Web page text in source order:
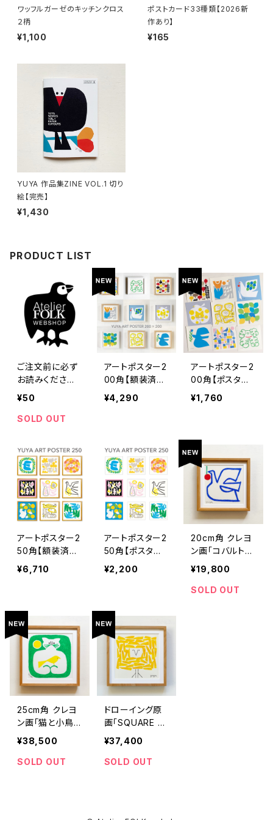
ワッフルガーゼのキッチンクロス
２柄
¥1,100
ポストカード33種類【2026新
作あり】
¥165
YUYA 作品集ZINE VOL.1 切り
絵【完売】
¥1,430
PRODUCT LIST
ご注文前に必ず
お読みください
（50円不要）
¥50
SOLD OUT
アートポスター2
00角【額装済
み】
¥4,290
アートポスター2
00角【ポスター
のみ】
¥1,760
アートポスター2
50角【額装済
み】
¥6,710
アートポスター2
50角【ポスター
のみ】
¥2,200
20cm角 クレヨ
ン画「コバルトバ
ード」原画
¥19,800
SOLD OUT
25cm角 クレヨ
ン画「猫と小鳥」
原画
¥38,500
SOLD OUT
ドローイング原
画「SQUARE BI
RD」
¥37,400
SOLD OUT